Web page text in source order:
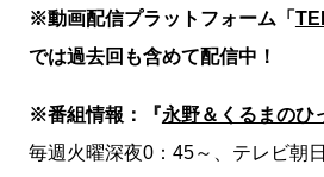
※動画配信プラットフォーム「
では過去回も含めて配信中！
※番組情報：『永野＆くるまのひ
毎週火曜深夜0：45～、テレビ朝